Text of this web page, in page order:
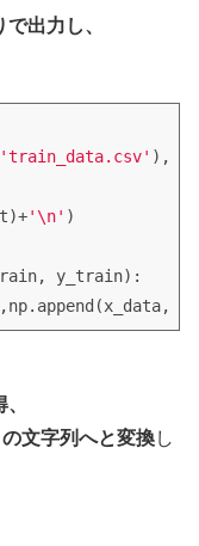
出力し、
'train_data.csv' ),
'\n' )
y_train):
,np.append(x_data,
文字列へと変換し